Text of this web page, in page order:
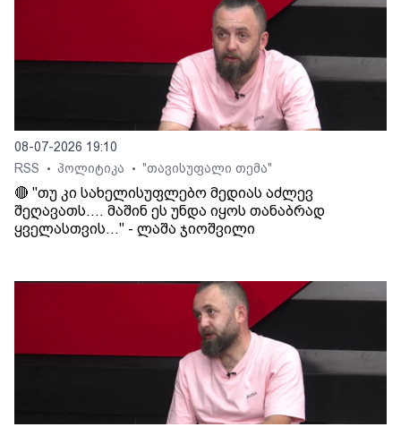
08-07-2026 19:10
RSS
• პოლიტიკა • "თავისუფალი თემა"
🔴 "თუ კი სახელისუფლებო მედიას აძლევ
შეღავათს.... მაშინ ეს უნდა იყოს თანაბრად
ყველასთვის..." - ლაშა ჯიოშვილი